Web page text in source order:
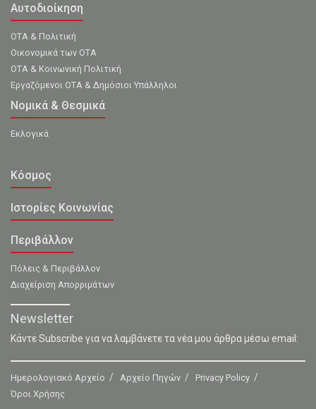
Αυτοδιοίκηση
ΟΤΑ & Πολιτική
Οικονομικά των ΟΤΑ
ΟΤΑ & Κοινωνική Πολιτική
Εργαζόμενοι ΟΤΑ & Δημόσιοι Υπάλληλοι
Νομικά & Θεσμικά
Εκλογικά
Κόσμος
Ιστορίες Κοινωνίας
Περιβάλλον
Πόλεις & Περιβάλλον
Διαχείριση Απορριμάτων
Newsletter
Κάντε Subscribe για να λαμβάνετε τα νέα μου άρθρα μέσω email:
Ημερολογιακό Αρχείο Αρχείο Πηγών
Privacy Policy
Όροι Χρήσης